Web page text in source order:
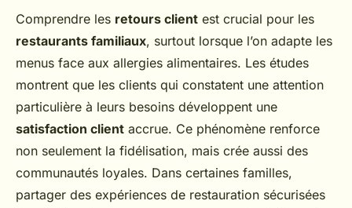
Comprendre les retours client est crucial pour les
restaurants familiaux, surtout lorsque l’on adapte les
menus face aux allergies alimentaires. Les études
montrent que les clients qui constatent une attention
particulière à leurs besoins développent une
satisfaction client accrue. Ce phénomène renforce
non seulement la fidélisation, mais crée aussi des
communautés loyales. Dans certaines familles,
partager des expériences de restauration sécurisées